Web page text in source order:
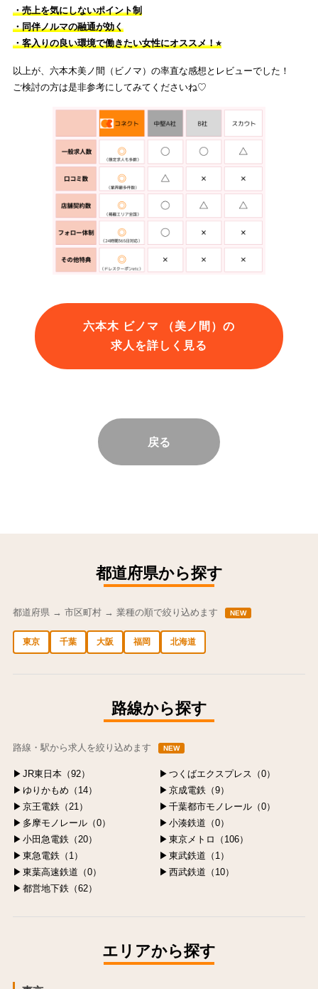
・売上を気にしないポイント制
・同伴ノルマの融通が効く
・客入りの良い環境で働きたい女性にオススメ！⭐︎
以上が、六本木美ノ間（ビノマ）の率直な感想とレビューでした！
ご検討の方は是非参考にしてみてくださいね♡
六本木 ビノマ （美ノ間）の
求人を詳しく見る
戻る
都道府県から探す
都道府県 → 市区町村 → 業種の順で絞り込めます NEW
東京 千葉 大阪 福岡 北海道
路線から探す
路線・駅から求人を絞り込めます NEW
JR東日本（92）
つくばエクスプレス（0）
ゆりかもめ（14）
京成電鉄（9）
京王電鉄（21）
千葉都市モノレール（0）
多摩モノレール（0）
小湊鉄道（0）
小田急電鉄（20）
東京メトロ（106）
東急電鉄（1）
東武鉄道（1）
東葉高速鉄道（0）
西武鉄道（10）
都営地下鉄（62）
エリアから探す